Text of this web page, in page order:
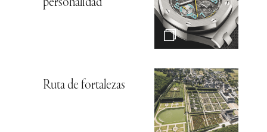
Ruta de fortalezas